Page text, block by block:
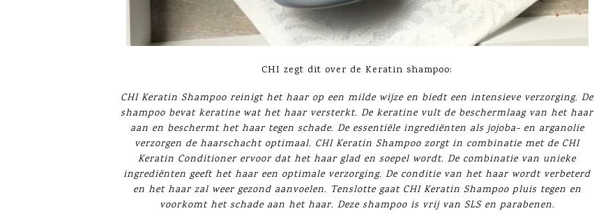
CHI zegt dit over de Keratin shampoo:
CHI Keratin Shampoo reinigt het haar op een milde wijze en biedt een intensieve verzorging. De
shampoo bevat keratine wat het haar versterkt. De keratine vult de beschermlaag van het haar
aan en beschermt het haar tegen schade. De essentiële ingrediënten als jojoba- en arganolie
verzorgen de haarschacht optimaal. CHI Keratin Shampoo zorgt in combinatie met de CHI
Keratin Conditioner ervoor dat het haar glad en soepel wordt. De combinatie van unieke
ingrediënten geeft het haar een optimale verzorging. De conditie van het haar wordt verbeterd
en het haar zal weer gezond aanvoelen. Tenslotte gaat CHI Keratin Shampoo pluis tegen en
voorkomt het schade aan het haar. Deze shampoo is vrij van SLS en parabenen.